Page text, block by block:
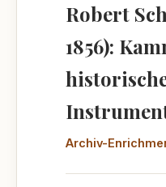
Robert
1856):
Archiv-